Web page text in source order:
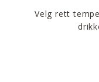
Velg rett